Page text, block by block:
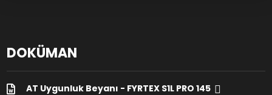
DOKÜMAN
AT Uygunluk Beyanı - FYRTEX S1L PRO 145